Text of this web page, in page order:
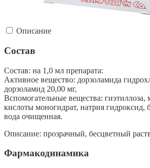
Описание
Состав
Состав: на 1,0 мл препарата:
Активное вещество: дорзоламида
дорзоламид 20,00 мг,
Вспомогательные вещества:
кислоты моногидрат, натрия гидроксид,
вода очищенная.
Описание: прозрачный, бесцветный
Фармакодинамика